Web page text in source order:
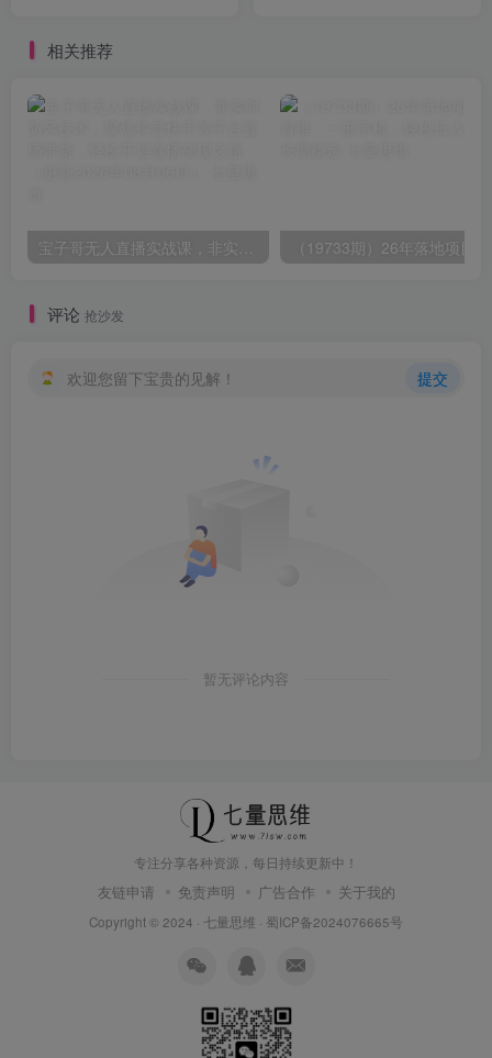
相关推荐
评论 抢沙发
欢迎您留下宝贵的见解！ 提交
暂无评论内容
专注分享各种资源，每日持续更新中！
友链申请 免责声明 广告合作 关于我的
Copyright © 2024 · 七量思维 · 蜀ICP备2024076665号